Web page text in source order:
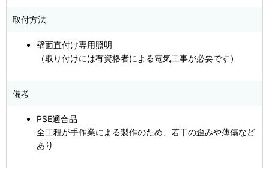
取付方法
壁面直付け専用照明
（取り付けには有資格者による電気工事が必要です）
備考
PSE適合品
全工程が手作業による製作のため、若干の歪みや薄傷など
あり